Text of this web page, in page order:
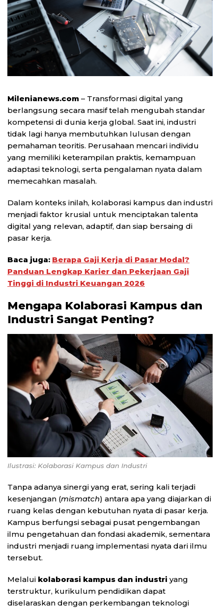
Milenianews.com – Transformasi digital yang
berlangsung secara masif telah mengubah standar
kompetensi di dunia kerja global. Saat ini, industri
tidak lagi hanya membutuhkan lulusan dengan
pemahaman teoritis. Perusahaan mencari individu
yang memiliki keterampilan praktis, kemampuan
adaptasi teknologi, serta pengalaman nyata dalam
memecahkan masalah.
Dalam konteks inilah, kolaborasi kampus dan industri
menjadi faktor krusial untuk menciptakan talenta
digital yang relevan, adaptif, dan siap bersaing di
pasar kerja.
Baca juga: Berapa Gaji Kerja di Pasar Modal?
Panduan Lengkap Karier dan Pekerjaan Gaji
Tinggi di Industri Keuangan 2026
Mengapa Kolaborasi Kampus dan
Industri Sangat Penting?
Ilustrasi: Kolaborasi Kampus dan Industri
Tanpa adanya sinergi yang erat, sering kali terjadi
kesenjangan (mismatch) antara apa yang diajarkan di
ruang kelas dengan kebutuhan nyata di pasar kerja.
Kampus berfungsi sebagai pusat pengembangan
ilmu pengetahuan dan fondasi akademik, sementara
industri menjadi ruang implementasi nyata dari ilmu
tersebut.
Melalui kolaborasi kampus dan industri yang
terstruktur, kurikulum pendidikan dapat
diselaraskan dengan perkembangan teknologi